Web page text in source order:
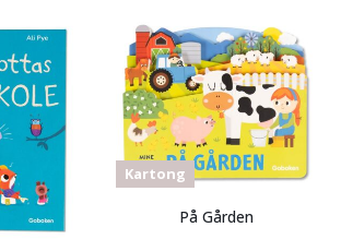
Kartong
På Gården